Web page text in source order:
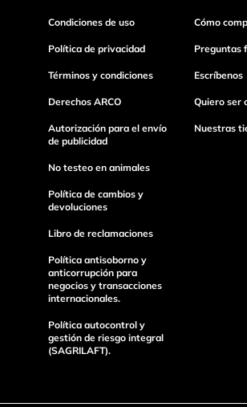
Condiciones de uso
Política de privacidad
Términos y condiciones
Derechos ARCO
Autorización para el envío
de publicidad
No testeo en animales
Política de cambios y
devoluciones
Libro de reclamaciones
Política antisoborno y
anticorrupción para
negocios y transacciones
internacionales.
Política autocontrol y
gestión de riesgo integral
(SAGRILAFT).
Cómo
Preguntas
Escríbenos
Quiero ser
Nuestras